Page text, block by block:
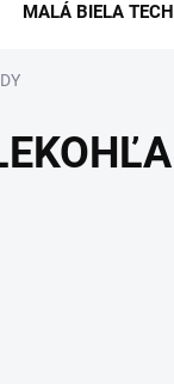
MALÁ BIELA